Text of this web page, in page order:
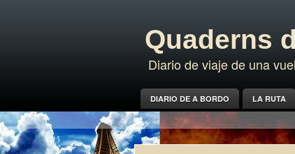
Quaderns
Diario de viaje de una
DIARIO DE A BORDO LA RUTA